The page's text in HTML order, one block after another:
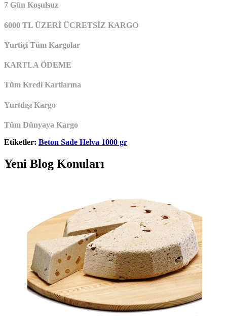
7 Gün Koşulsuz
6000 TL ÜZERİ ÜCRETSİZ KARGO
Yurtiçi Tüm Kargolar
KARTLA ÖDEME
Tüm Kredi Kartlarına
Yurtdışı Kargo
Tüm Dünyaya Kargo
Etiketler: Beton Sade Helva 1000 gr
Yeni Blog Konuları